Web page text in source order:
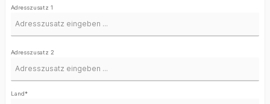
Adresszusatz 1
Adresszusatz 2
Land*